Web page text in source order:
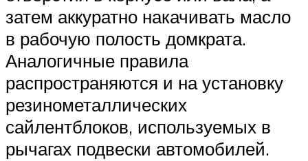
затем аккуратно накачивать масло
в рабочую полость домкрата.
Аналогичные правила
распространяются и на установку
резинометаллических
сайлентблоков, используемых в
рычагах подвески автомобилей.